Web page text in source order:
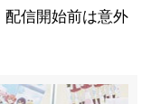
信開始前は意外